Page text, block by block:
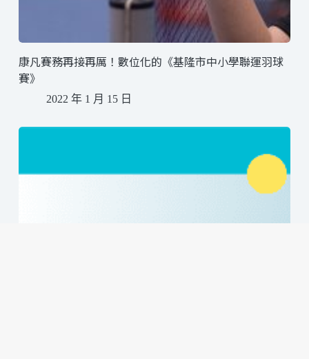
康凡賽務再接再厲！數位化的《基隆市中小學聯運羽球
賽》
2022 年 1 月 15 日